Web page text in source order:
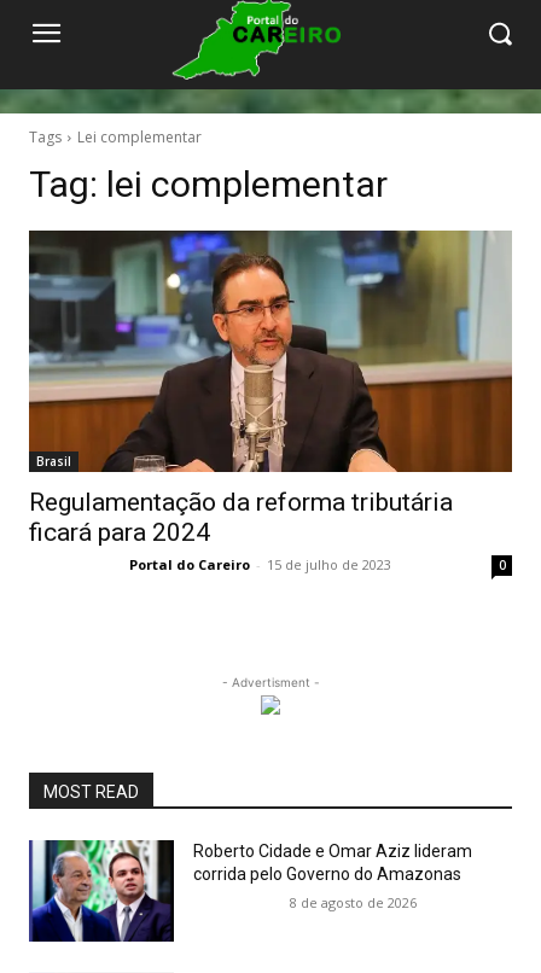
Tags Lei complementar
Tag: lei complementar
Brasil
Regulamentação da reforma tributária
ficará para 2024
Portal do Careiro - 15 de julho de 2023 0
- Advertisment -
MOST READ
Roberto Cidade e Omar Aziz lideram
corrida pelo Governo do Amazonas
8 de agosto de 2026